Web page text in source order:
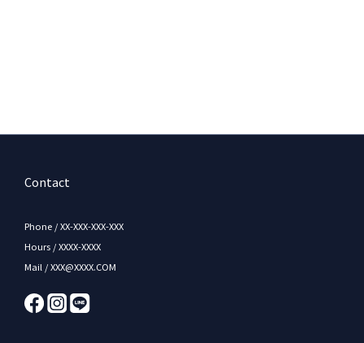
Contact
Phone / XX-XXX-XXX-XXX
Hours / XXXX-XXXX
Mail / XXX@XXXX.COM